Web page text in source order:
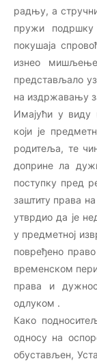
радњу, а
пружи
покушаја
изнео
представљало
на издржавању
Имајући у виду
који је
родитеља, те
доприне ла
поступку пред
заштиту права
утврдио да је
у предметној
повређено
временском
права и
одлуком .
Како
односу на
обустављен,